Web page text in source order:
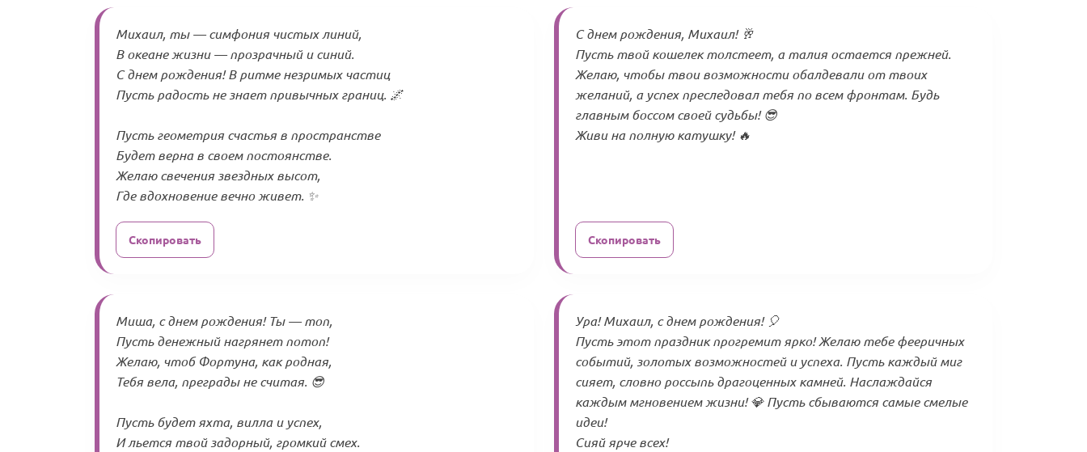
Михаил, ты — симфония чистых линий,
В океане жизни — прозрачный и синий.
С днем рождения! В ритме незримых частиц
Пусть радость не знает привычных границ. 🌌
Пусть геометрия счастья в пространстве
Будет верна в своем постоянстве.
Желаю свечения звездных высот,
Где вдохновение вечно живет. ✨
Скопировать
С днем рождения, Михаил! 🥂
Пусть твой кошелек толстеет, а талия остается прежней.
Желаю, чтобы твои возможности обалдевали от твоих
желаний, а успех преследовал тебя по всем фронтам. Будь
главным боссом своей судьбы! 😎
Живи на полную катушку! 🔥
Скопировать
Миша, с днем рождения! Ты — топ,
Пусть денежный нагрянет потоп!
Желаю, чтоб Фортуна, как родная,
Тебя вела, преграды не считая. 😎
Пусть будет яхта, вилла и успех,
И льется твой задорный, громкий смех.
Ура! Михаил, с днем рождения! 🎈
Пусть этот праздник прогремит ярко! Желаю тебе фееричных
событий, золотых возможностей и успеха. Пусть каждый миг
сияет, словно россыпь драгоценных камней. Наслаждайся
каждым мгновением жизни! 💎 Пусть сбываются самые смелые
идеи!
Сияй ярче всех!